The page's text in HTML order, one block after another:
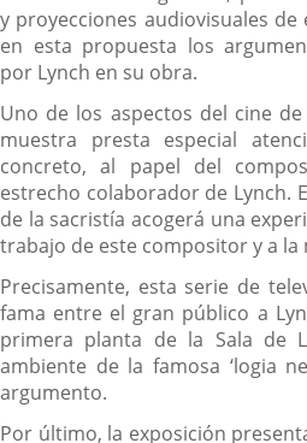
y proyecciones audiovisuales de
en esta propuesta los
por Lynch en su obra.
Uno de los aspectos del cine
muestra presta especial
concreto, al papel del
estrecho colaborador de Lynch.
de la sacristía acogerá una
trabajo de este compositor y a la
Precisamente, esta serie de
fama entre el gran público a
primera planta de la Sala de
ambiente de la famosa ‘logia
argumento.
Por último, la exposición